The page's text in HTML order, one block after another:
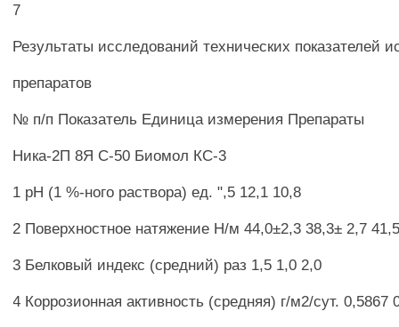
7
Результаты исследований технических показателей
препаратов
№ п/п Показатель Единица измерения Препараты
Ника-2П 8Я С-50 Биомол КС-3
1 рН (1 %-ного раствора) ед. ",5 12,1 10,8
2 Поверхностное натяжение Н/м 44,0±2,3 38,3± 2,7
3 Белковый индекс (средний) раз 1,5 1,0 2,0
4 Коррозионная активность (средняя) г/м2/сут. 0,5867